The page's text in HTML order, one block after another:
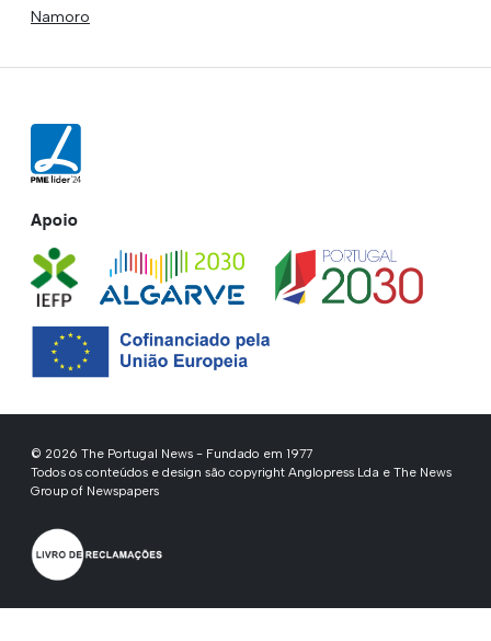
Namoro
Apoio
© 2026 The Portugal News - Fundado em 1977
Todos os conteúdos e design são copyright Anglopress Lda e The News
Group of Newspapers